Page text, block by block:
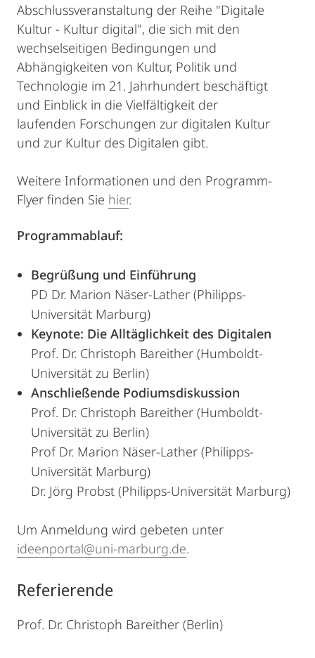
Abschlussveranstaltung der Reihe "Digitale
Kultur - Kultur digital", die sich mit den
wechselseitigen Bedingungen und
Abhängigkeiten von Kultur, Politik und
Technologie im 21. Jahrhundert beschäftigt
und Einblick in die Vielfältigkeit der
laufenden Forschungen zur digitalen Kultur
und zur Kultur des Digitalen gibt.
Weitere Informationen und den Programm-
Flyer finden Sie hier.
Programmablauf:
Begrüßung und Einführung
PD Dr. Marion Näser-Lather (Philipps-
Universität Marburg)
Keynote: Die Alltäglichkeit des Digitalen
Prof. Dr. Christoph Bareither (Humboldt-
Universität zu Berlin)
Anschließende Podiumsdiskussion
Prof. Dr. Christoph Bareither (Humboldt-
Universität zu Berlin)
Prof Dr. Marion Näser-Lather (Philipps-
Universität Marburg)
Dr. Jörg Probst (Philipps-Universität Marburg)
Um Anmeldung wird gebeten unter
ideenportal@uni-marburg.de.
Referierende
Prof. Dr. Christoph Bareither (Berlin)